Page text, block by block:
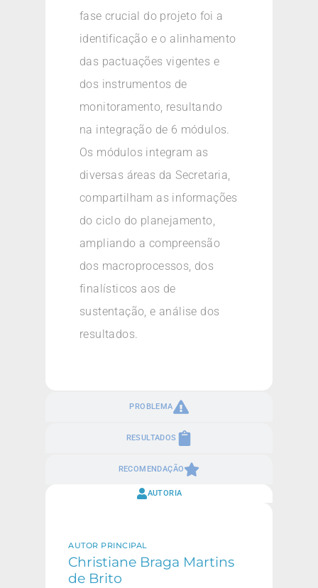
PROBLEMA
RESULTADOS
RECOMENDAÇÃO
fase crucial do projeto foi a
identificação e o alinhamento
das pactuações vigentes e
dos instrumentos de
monitoramento, resultando
na integração de 6 módulos.
Os módulos integram as
diversas áreas da Secretaria,
compartilham as informações
do ciclo do planejamento,
ampliando a compreensão
dos macroprocessos, dos
finalísticos aos de
sustentação, e análise dos
resultados.
AUTORIA
AUTOR PRINCIPAL
Christiane Braga Martins
de Brito